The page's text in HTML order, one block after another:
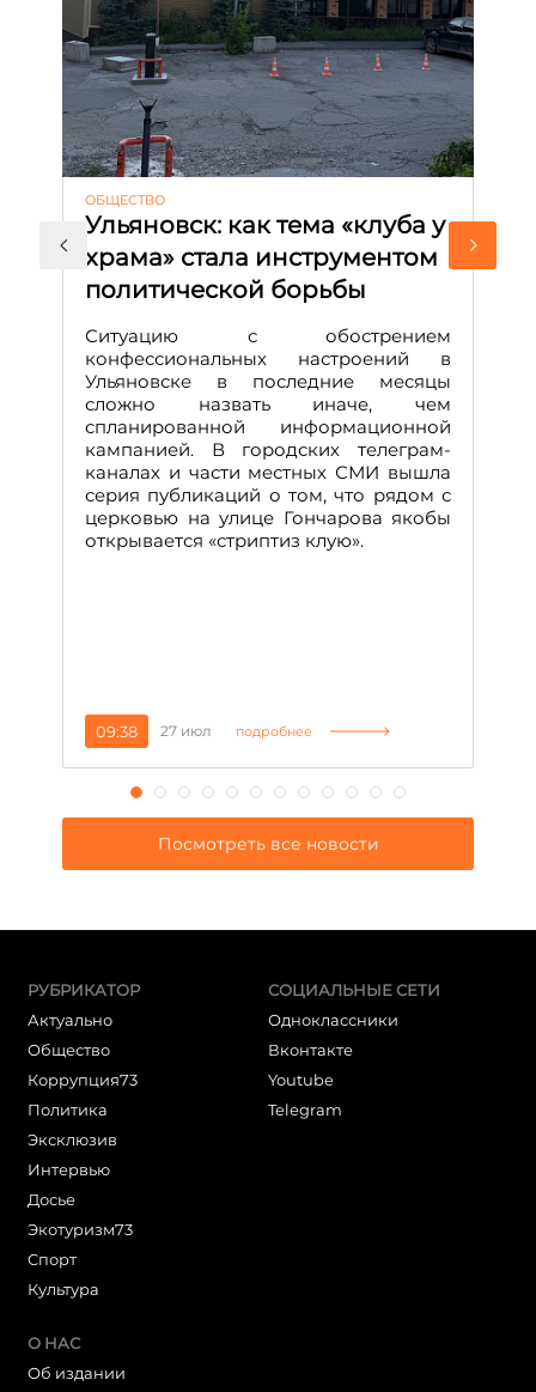
ОБЩЕСТВО
Ульяновск: как тема «клуба у
храма» стала инструментом
политической борьбы
Ситуацию с обострением
конфессиональных настроений в
Ульяновске в последние месяцы
сложно назвать иначе, чем
спланированной информационной
кампанией. В городских телеграм-
каналах и части местных СМИ вышла
серия публикаций о том, что рядом с
церковью на улице Гончарова якобы
открывается «стриптиз клую».
09:38 27 июл подробнее
Посмотреть все новости
РУБРИКАТОР
Актуально
Общество
Коррупция73
Политика
Эксклюзив
Интервью
Досье
Экотуризм73
Cпорт
Культура
СОЦИАЛЬНЫЕ СЕТИ
Одноклассники
Вконтакте
Youtube
Telegram
О НАС
Об издании